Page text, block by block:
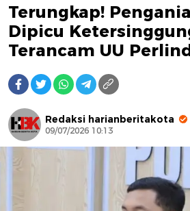
Terungkap!
Dipicu
Terancam UU
Redaksi harianberitakota
09/07/2026 10:13